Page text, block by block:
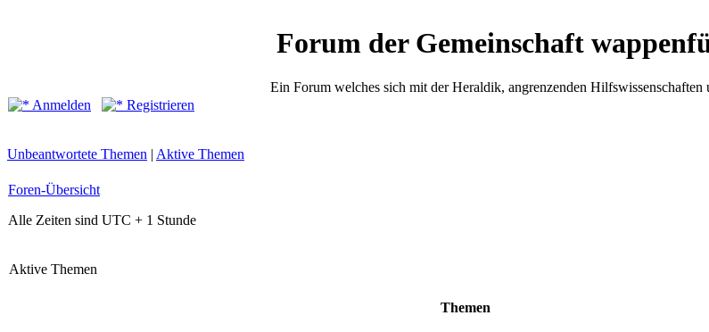
Forum der Gemeinschaft
Ein Forum welches sich mit der Heraldik, angrenzenden Hilfswissenschaften
Anmelden
Registrieren
Unbeantwortete Themen | Aktive Themen
Foren-Übersicht
Alle Zeiten sind UTC + 1 Stunde
Aktive Themen
Themen